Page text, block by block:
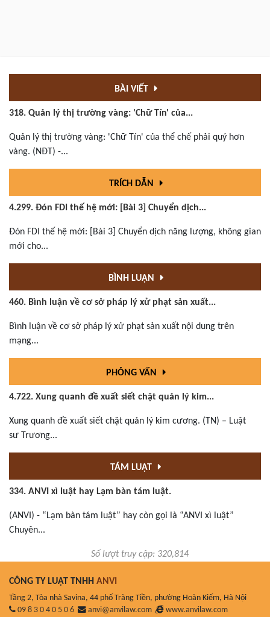
BÀI VIẾT
318. Quản lý thị trường vàng: 'Chữ Tín' của...
Quản lý thị trường vàng: 'Chữ Tín' của thể chế phải quý hơn
vàng. (NĐT) -...
TRÍCH DẪN
4.299. Đón FDI thế hệ mới: [Bài 3] Chuyển dịch...
Đón FDI thế hệ mới: [Bài 3] Chuyển dịch năng lượng, không gian
mới cho...
BÌNH LUẬN
460. Bình luận về cơ sở pháp lý xử phạt sản xuất...
Bình luận về cơ sở pháp lý xử phạt sản xuất nội dung trên
mạng...
PHỎNG VẤN
4.722. Xung quanh đề xuất siết chặt quản lý kim...
Xung quanh đề xuất siết chặt quản lý kim cương. (TN) – Luật
sư Trương...
TÁM LUẬT
334. ANVI xì luật hay Lạm bàn tám luật.
(ANVI) - “Lạm bàn tám luật” hay còn gọi là “ANVI xì luật”
Chuyên...
Số lượt truy cập: 320,814
CÔNG TY LUẬT TNHH ANVI
Tầng 2, Tòa nhà Savina, 44 phố Tràng Tiền, phường Hoàn Kiếm, Hà Nội
09 8 3 0 4 0 5 0 6
anvi@anvilaw.com www.anvilaw.com